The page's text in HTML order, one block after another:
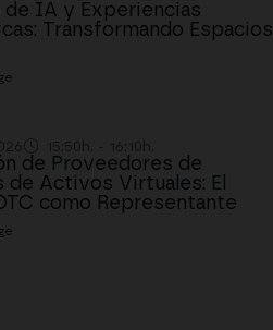
de IA y Experiencias
Transformando Espacios
de Proveedores de
de Activos Virtuales: El
como Representante